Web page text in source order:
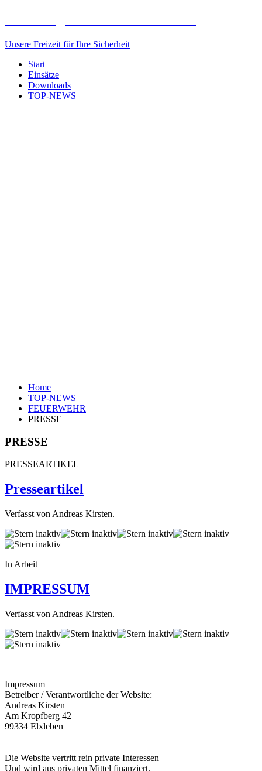
Unsere Freizeit für Ihre Sicherheit
Start
Einsätze
Downloads
TOP-NEWS
Home
TOP-NEWS
FEUERWEHR
PRESSE
PRESSE
PRESSEARTIKEL
Presseartikel
Verfasst von Andreas Kirsten.
In Arbeit
IMPRESSUM
Verfasst von Andreas Kirsten.
Impressum
Betreiber / Verantwortliche der Website:
Andreas Kirsten
Am Kropfberg 42
99334 Elxleben
Die Website vertritt rein private Interessen
Und wird aus privaten Mittel finanziert.